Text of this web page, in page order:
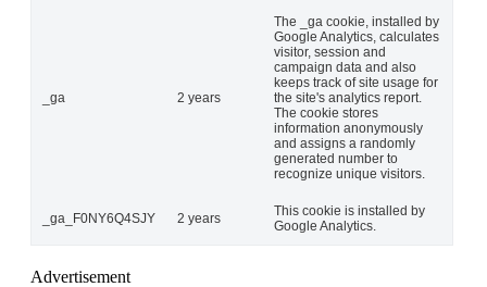
_ga 2 years
The _ga cookie, installed by
Google Analytics, calculates
visitor, session and
campaign data and also
keeps track of site usage for
the site's analytics report.
The cookie stores
information anonymously
and assigns a randomly
generated number to
recognize unique visitors.
_ga_F0NY6Q4SJY 2 years
This cookie is installed by
Google Analytics.
Advertisement